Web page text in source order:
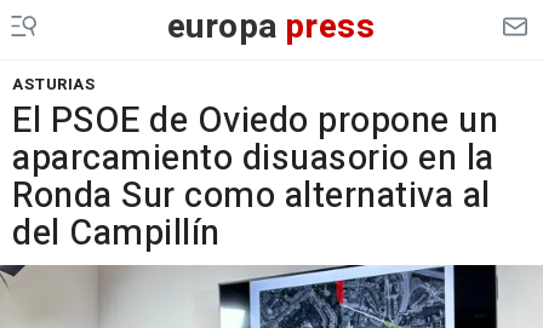
europa press
ASTURIAS
El PSOE de Oviedo propone un
aparcamiento disuasorio en la
Ronda Sur como alternativa al
del Campillín